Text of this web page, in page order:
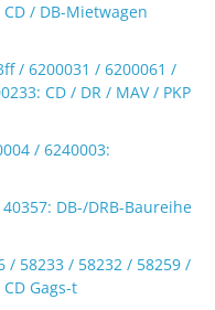
/ DB-Mietwagen
/ 6200031 / 6200061 /
CD / DR / MAV / PKP
/ 6240003:
DB-/DRB-Baureihe
/ 58233 / 58232 / 58259 /
Gags-t